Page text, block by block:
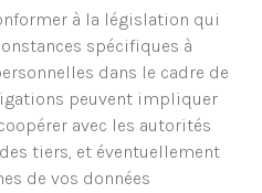
à la législation qui
spécifiques à
dans le cadre de
peuvent impliquer
avec les autorités
tiers, et éventuellement
de vos données